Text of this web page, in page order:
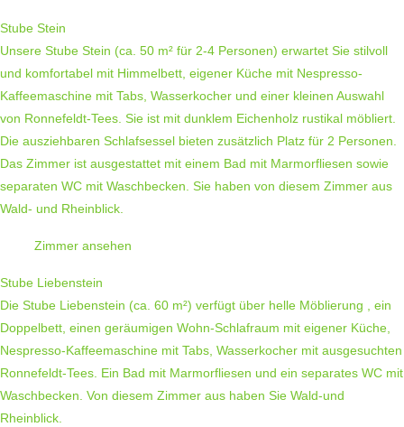
Stube Stein
Unsere Stube Stein (ca. 50 m² für 2-4 Personen) erwartet Sie stilvoll
und komfortabel mit Himmelbett, eigener Küche mit Nespresso-
Kaffeemaschine mit Tabs, Wasserkocher und einer kleinen Auswahl
von Ronnefeldt-Tees. Sie ist mit dunklem Eichenholz rustikal möbliert.
Die ausziehbaren Schlafsessel bieten zusätzlich Platz für 2 Personen.
Das Zimmer ist ausgestattet mit einem Bad mit Marmorfliesen sowie
separaten WC mit Waschbecken. Sie haben von diesem Zimmer aus
Wald- und Rheinblick.
Zimmer ansehen
Stube Liebenstein
Die Stube Liebenstein (ca. 60 m²) verfügt über helle Möblierung , ein
Doppelbett, einen geräumigen Wohn-Schlafraum mit eigener Küche,
Nespresso-Kaffeemaschine mit Tabs, Wasserkocher mit ausgesuchten
Ronnefeldt-Tees. Ein Bad mit Marmorfliesen und ein separates WC mit
Waschbecken. Von diesem Zimmer aus haben Sie Wald-und
Rheinblick.